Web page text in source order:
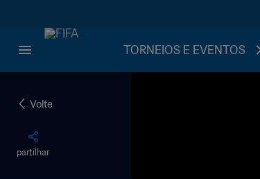
TORNEIOS E EVENTOS
Volte
partilhar